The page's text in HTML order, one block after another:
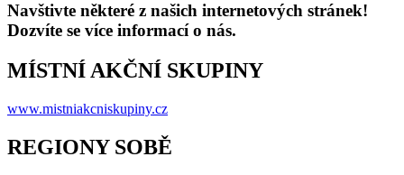
Navštivte některé z našich internetových stránek!
Dozvíte se více informací o nás.
MÍSTNÍ AKČNÍ SKUPINY
www.mistniakcniskupiny.cz
REGIONY SOBĚ